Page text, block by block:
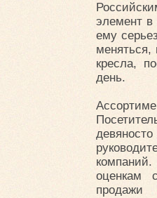
элемент в
ему
меняться,
кресла,
день.
оценкам